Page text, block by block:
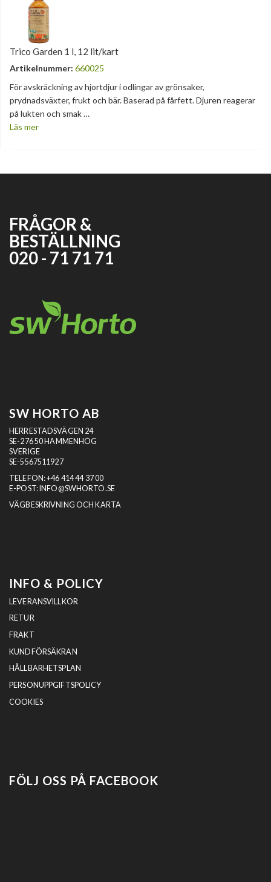
Trico Garden 1 l, 12 lit/kart
Artikelnummer: 660025
För avskräckning av hjortdjur i odlingar av grönsaker,
prydnadsväxter, frukt och bär. Baserad på fårfett. Djuren reagerar
på lukten och smak …
Läs mer
FRÅGOR &
BESTÄLLNING
020 - 71 71 71
SW HORTO AB
HERRESTADSVÄGEN 24
SE-276 50 HAMMENHÖG
SVERIGE
SE-5567511927
TELEFON:+46 414 44 37 00
E-POST: INFO@SWHORTO.SE
VÄGBESKRIVNING OCH KARTA
INFO & POLICY
LEVERANSVILLKOR
RETUR
FRAKT
KUNDFÖRSÄKRAN
HÅLLBARHETSPLAN
PERSONUPPGIFTSPOLICY
COOKIES
FÖLJ OSS PÅ FACEBOOK